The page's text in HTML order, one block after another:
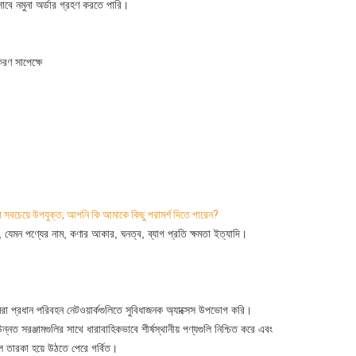
নমুনা অর্ডার গ্রহণ করতে পারি।
সাপেক্ষে
উপযুক্ত, আপনি কি আমাকে কিছু পরামর্শ দিতে পারেন?
পণ্যের নাম, কণার আকার, ঘনত্ব, ব্যাগ প্রতি ক্ষমতা ইত্যাদি।
পরিবহন নেটওয়ার্কগুলিতে সুবিধাজনক অ্যাক্সেস উপভোগ করি।
সাথে ধারাবাহিকভাবে শীর্ষস্থানীয় পণ্যগুলি নিশ্চিত করে এবং
তারকা হয়ে উঠতে পেরে গর্বিত।